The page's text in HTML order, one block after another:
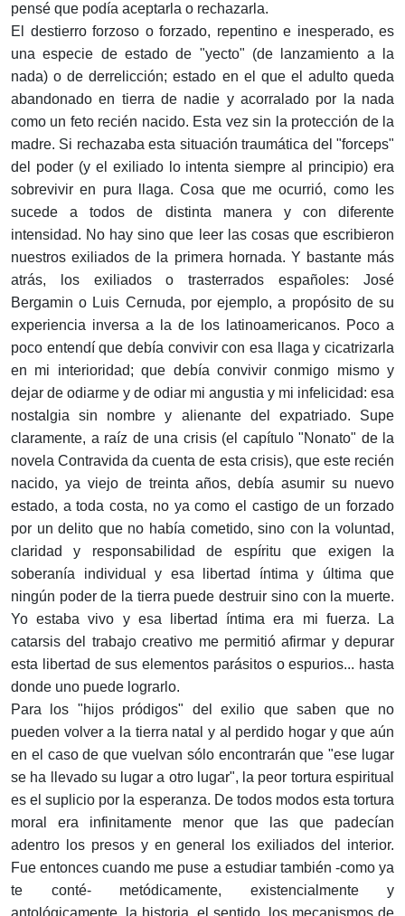
pensé que podía aceptarla o rechazarla.
El destierro forzoso o forzado, repentino e inesperado, es
una especie de estado de "yecto" (de lanzamiento a la
nada) o de derrelicción; estado en el que el adulto queda
abandonado en tierra de nadie y acorralado por la nada
como un feto recién nacido. Esta vez sin la protección de la
madre. Si rechazaba esta situación traumática del "forceps"
del poder (y el exiliado lo intenta siempre al principio) era
sobrevivir en pura llaga. Cosa que me ocurrió, como les
sucede a todos de distinta manera y con diferente
intensidad. No hay sino que leer las cosas que escribieron
nuestros exiliados de la primera hornada. Y bastante más
atrás, los exiliados o trasterrados españoles: José
Bergamin o Luis Cernuda, por ejemplo, a propósito de su
experiencia inversa a la de los latinoamericanos. Poco a
poco entendí que debía convivir con esa llaga y cicatrizarla
en mi interioridad; que debía convivir conmigo mismo y
dejar de odiarme y de odiar mi angustia y mi infelicidad: esa
nostalgia sin nombre y alienante del expatriado. Supe
claramente, a raíz de una crisis (el capítulo "Nonato" de la
novela Contravida da cuenta de esta crisis), que este recién
nacido, ya viejo de treinta años, debía asumir su nuevo
estado, a toda costa, no ya como el castigo de un forzado
por un delito que no había cometido, sino con la voluntad,
claridad y responsabilidad de espíritu que exigen la
soberanía individual y esa libertad íntima y última que
ningún poder de la tierra puede destruir sino con la muerte.
Yo estaba vivo y esa libertad íntima era mi fuerza. La
catarsis del trabajo creativo me permitió afirmar y depurar
esta libertad de sus elementos parásitos o espurios... hasta
donde uno puede lograrlo.
Para los "hijos pródigos" del exilio que saben que no
pueden volver a la tierra natal y al perdido hogar y que aún
en el caso de que vuelvan sólo encontrarán que "ese lugar
se ha llevado su lugar a otro lugar", la peor tortura espiritual
es el suplicio por la esperanza. De todos modos esta tortura
moral era infinitamente menor que las que padecían
adentro los presos y en general los exiliados del interior.
Fue entonces cuando me puse a estudiar también -como ya
te conté- metódicamente, existencialmente y